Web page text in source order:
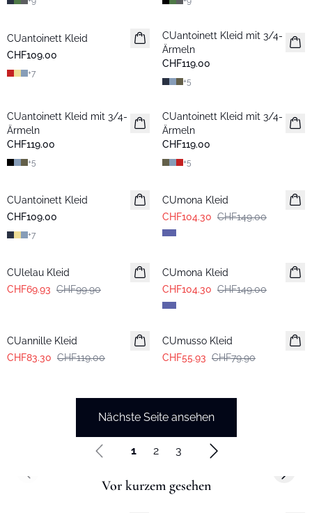
CUantoinett Kleid
CHF109.00
+7
CUantoinett Kleid mit 3/4-
Ärmeln
CHF119.00
+5
CUantoinett Kleid mit 3/4-
Ärmeln
CHF119.00
+5
CUantoinett Kleid mit 3/4-
Ärmeln
CHF119.00
+5
Neuheiten
CUantoinett Kleid
CHF109.00
+7
CUmona Kleid
CHF104.30 CHF149.00
CUlelau Kleid
CHF69.93 CHF99.90
CUmona Kleid
CHF104.30 CHF149.00
CUannille Kleid
CHF83.30 CHF119.00
-30%
CUmusso Kleid
CHF55.93 CHF79.90
Nächste Seite ansehen
1 2 3
Vor kurzem gesehen
Previous slide Next